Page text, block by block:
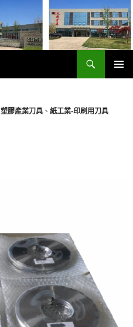
塑膠產業刀具 、 紙工業-印刷用刀具